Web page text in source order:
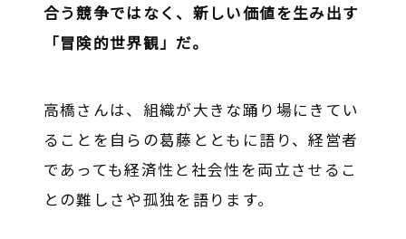
合う競争ではなく、新しい価値を生み出す
「冒険的世界観」だ。
高橋さんは、組織が大きな踊り場にきてい
ることを自らの葛藤とともに語り、経営者
であっても経済性と社会性を両立させるこ
との難しさや孤独を語ります。